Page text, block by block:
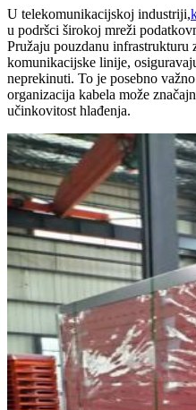
U telekomunikacijskoj industriji,
u podršci širokoj mreži
Pružaju pouzdanu infrastrukturu
komunikacijske linije,
neprekinuti. To je posebno
organizacija kabela može
učinkovitost hlađenja.